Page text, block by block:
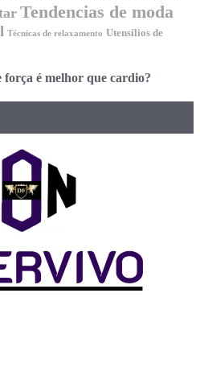
Tendencias de moda
Técnicas de relaxamento Utensílios de
força é melhor que cardio?